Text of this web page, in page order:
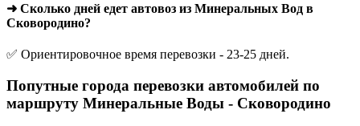
➜ Сколько дней едет автовоз из Минеральных Вод в
Сковородино?
✅ Ориентировочное время перевозки - 23-25 дней.
Попутные города перевозки автомобилей по
маршруту Минеральные Воды - Сковородино